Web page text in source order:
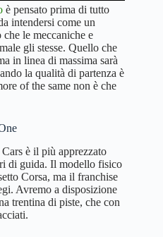
è pensato prima di tutto
intendersi come un
le meccaniche e
gli stesse. Quello che
in linea di massima sarà
la qualità di partenza è
of the same non è che
è il più apprezzato
di guida. Il modello fisico
Corsa, ma il franchise
Avremo a disposizione
trentina di piste, che con